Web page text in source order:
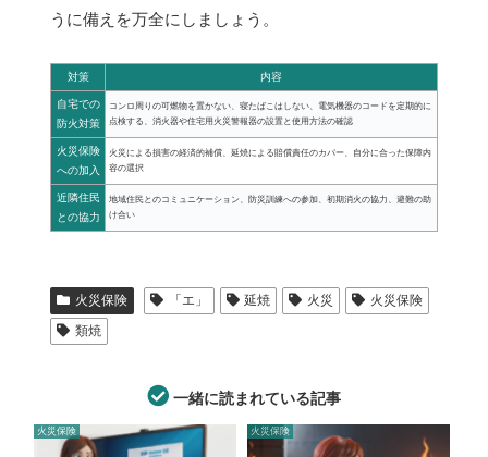
うに備えを万全にしましょう。
対策 内容
自宅での
防火対策
コンロ周りの可燃物を置かない、寝たばこはしない、電気機器のコードを定期的に
点検する、消火器や住宅用火災警報器の設置と使用方法の確認
火災保険
への加入
火災による損害の経済的補償、延焼による賠償責任のカバー、自分に合った保障内
容の選択
近隣住民
との協力
地域住民とのコミュニケーション、防災訓練への参加、初期消火の協力、避難の助
け合い
火災保険 「エ」 延焼 火災
火災保険
類焼
一緒に読まれている記事
火災保険 火災保険